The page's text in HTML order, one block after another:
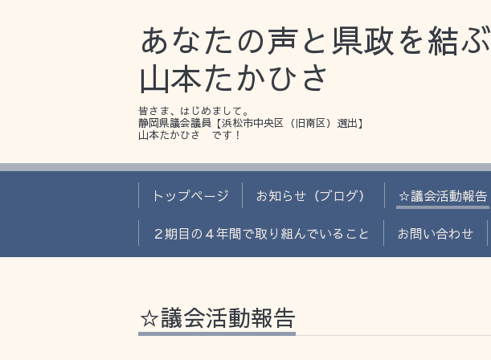
あなたの声と県政を結ぶ
山本たかひさ
皆さま、はじめまして。
静岡県議会議員【浜松市中央区（旧南区）選出】
山本たかひさ です！
トップページ お知らせ（ブログ） ☆議会活動報告
２期目の４年間で取り組んでいること お問い合わせ
☆議会活動報告